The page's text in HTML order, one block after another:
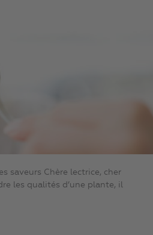
saveurs Chère lectrice, cher
les qualités d’une plante, il